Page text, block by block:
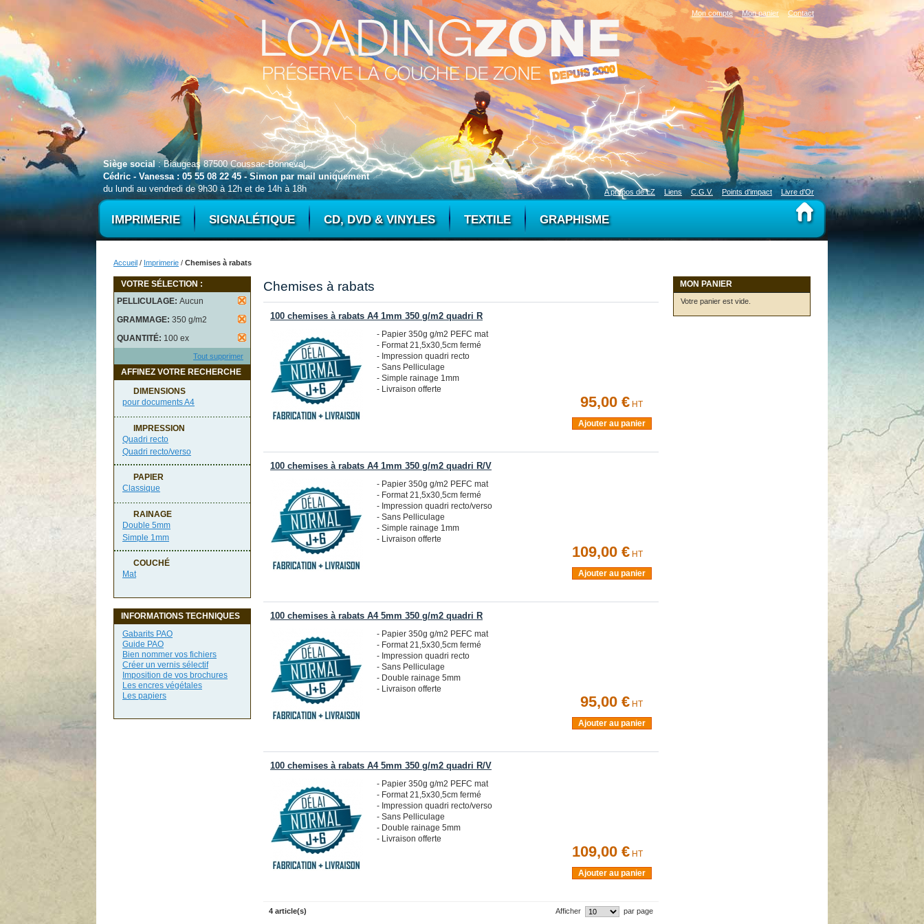
Mon compte Mon panier Contact
Siège social: Biaugeas 87500 Coussac-Bonneval
Cédric - Vanessa : 05 55 08 22 45 - Simon par mail uniquement
du lundi au vendredi de 9h30 à 12h et de 14h à 18h
A propos de LZ Liens C.G.V. Points d'impact Livre d'Or
IMPRIMERIE SIGNALÉTIQUE CD, DVD & VINYLES TEXTILE GRAPHISME
Accueil / Imprimerie / Chemises à rabats
VOTRE SÉLECTION :
PELLICULAGE: Aucun
GRAMMAGE: 350 g/m2
QUANTITÉ: 100 ex
Tout supprimer
AFFINEZ VOTRE RECHERCHE
DIMENSIONS
pour documents A4
IMPRESSION
Quadri recto
Quadri recto/verso
PAPIER
Classique
RAINAGE
Double 5mm
Simple 1mm
COUCHÉ
Mat
INFORMATIONS TECHNIQUES
Gabarits PAO
Guide PAO
Bien nommer vos fichiers
Créer un vernis sélectif
Imposition de vos brochures
Les encres végétales
Les papiers
Chemises à rabats
100 chemises à rabats A4 1mm 350 g/m2 quadri R
- Papier 350g g/m2 PEFC mat
- Format 21,5x30,5cm fermé
- Impression quadri recto
- Sans Pelliculage
- Simple rainage 1mm
- Livraison offerte
95,00 € HT
Ajouter au panier
100 chemises à rabats A4 1mm 350 g/m2 quadri R/V
- Papier 350g g/m2 PEFC mat
- Format 21,5x30,5cm fermé
- Impression quadri recto/verso
- Sans Pelliculage
- Simple rainage 1mm
- Livraison offerte
109,00 € HT
Ajouter au panier
100 chemises à rabats A4 5mm 350 g/m2 quadri R
- Papier 350g g/m2 PEFC mat
- Format 21,5x30,5cm fermé
- Impression quadri recto
- Sans Pelliculage
- Double rainage 5mm
- Livraison offerte
95,00 € HT
Ajouter au panier
100 chemises à rabats A4 5mm 350 g/m2 quadri R/V
- Papier 350g g/m2 PEFC mat
- Format 21,5x30,5cm fermé
- Impression quadri recto/verso
- Sans Pelliculage
- Double rainage 5mm
- Livraison offerte
109,00 € HT
Ajouter au panier
4 article(s) Afficher par page
MON PANIER
Votre panier est vide.